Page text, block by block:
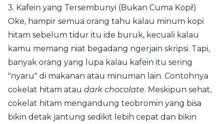
3. Kafein yang Tersembunyi (Bukan Cuma Kopi!)
Oke, hampir semua orang tahu kalau minum kopi
hitam sebelum tidur itu ide buruk, kecuali kalau
kamu memang niat begadang ngerjain skripsi. Tapi,
banyak orang yang lupa kalau kafein itu sering
"nyaru" di makanan atau minuman lain. Contohnya
cokelat hitam atau dark chocolate. Meskipun sehat,
cokelat hitam mengandung teobromin yang bisa
bikin detak jantung sedikit lebih cepat dan bikin